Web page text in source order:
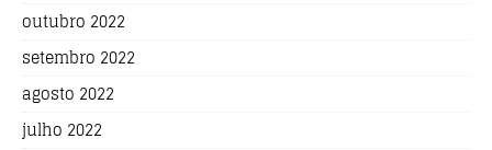
outubro 2022
setembro 2022
agosto 2022
julho 2022